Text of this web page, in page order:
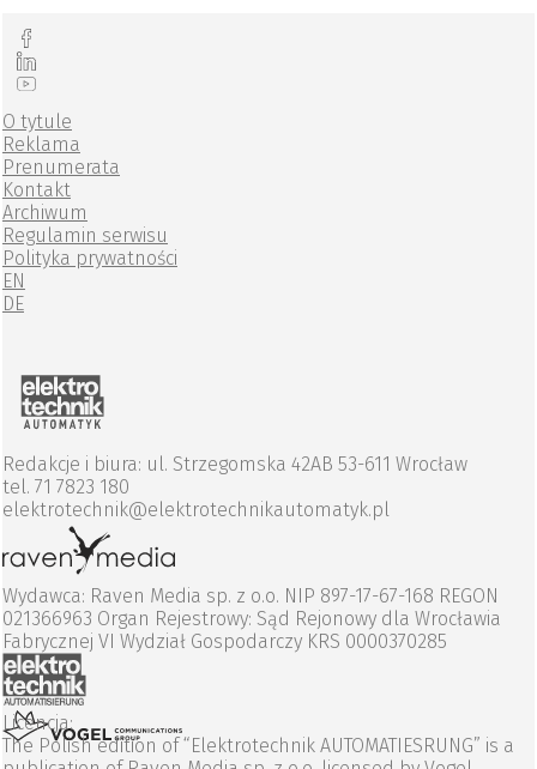
O tytule
Reklama
Prenumerata
Kontakt
Archiwum
Regulamin serwisu
Polityka prywatności
EN
DE
Redakcje i biura: ul. Strzegomska 42AB 53-611 Wrocław
tel. 71 7823 180
elektrotechnik@elektrotechnikautomatyk.pl
Wydawca: Raven Media sp. z o.o. NIP 897-17-67-168 REGON
021366963 Organ Rejestrowy: Sąd Rejonowy dla Wrocławia
Fabrycznej VI Wydział Gospodarczy KRS 0000370285
Licencja:
The Polish edition of “Elektrotechnik AUTOMATIESRUNG” is a